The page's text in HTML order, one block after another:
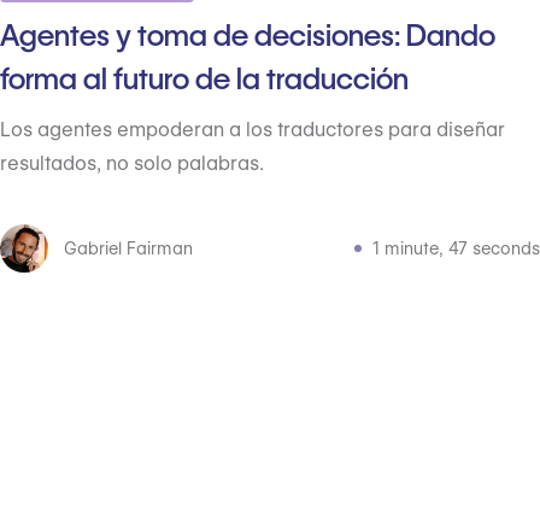
Agentes y toma de decisiones: Dando
forma al futuro de la traducción
Los agentes empoderan a los traductores para diseñar
resultados, no solo palabras.
Gabriel Fairman 1 minute, 47 seconds